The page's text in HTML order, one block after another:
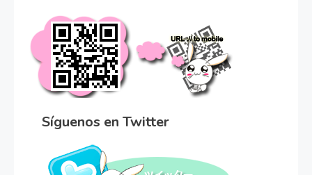
Síguenos en Twitter